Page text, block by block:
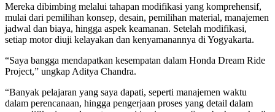
Mereka dibimbing melalui tahapan modifikasi yang komprehensif,
mulai dari pemilihan konsep, desain, pemilihan material, manajemen
jadwal dan biaya, hingga aspek keamanan. Setelah modifikasi,
setiap motor diuji kelayakan dan kenyamanannya di Yogyakarta.
“Saya bangga mendapatkan kesempatan dalam Honda Dream Ride
Project,” ungkap Aditya Chandra.
“Banyak pelajaran yang saya dapati, seperti manajemen waktu
dalam perencanaan, hingga pengerjaan proses yang detail dalam